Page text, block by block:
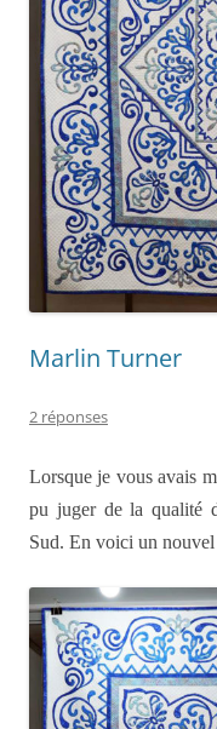
Marlin Turner
2 réponses
Lorsque je vous avais
pu juger de la qualité
Sud. En voici un nouvel